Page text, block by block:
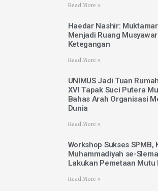
Read More »
Haedar Nashir:
Menjadi Ruang
Ketegangan
Read More »
UNIMUS Jadi Tuan
XVI Tapak Suci Putera
Bahas Arah Organisasi
Dunia
Read More »
Workshop Sukses SPMB,
Muhammadiyah se-
Lakukan Pemetaan Mutu
Read More »